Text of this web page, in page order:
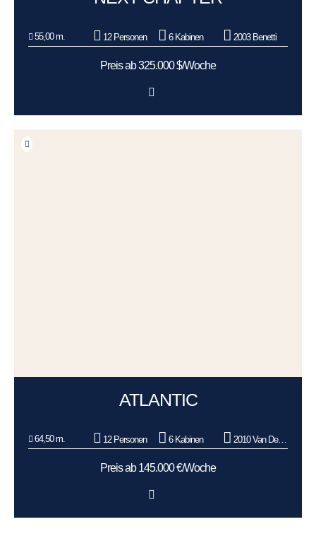
55,00 m. 12 Personen 6 Kabinen 2003 Benetti
Preis ab 325.000 $/Woche
ATLANTIC
64,50 m. 12 Personen 6 Kabinen 2010 Van Der Graaf BV
Preis ab 145.000 €/Woche